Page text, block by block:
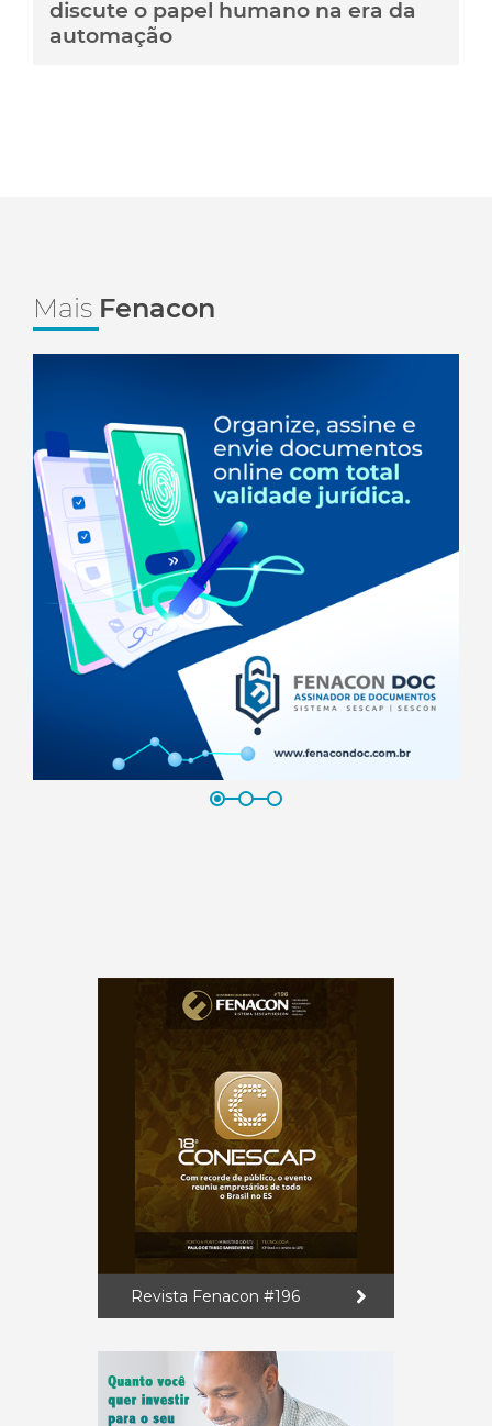
discute o papel humano na era da
automação
Mais Fenacon
Revista Fenacon #196